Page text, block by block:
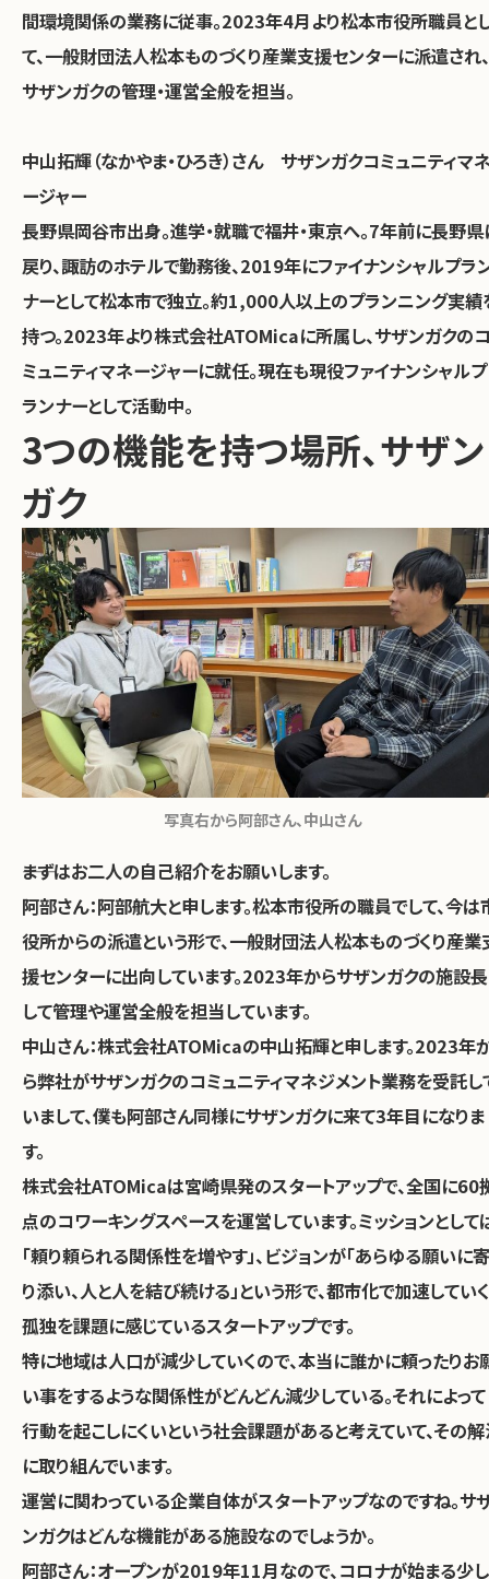
間環境関係の業務に従事。2023年4月より松本市役所職員と
て、一般財団法人松本ものづくり産業支援センターに派遣され、
サザンガクの管理・運営全般を担当。
中山拓輝（なかやま・ひろき）さん サザンガクコミュニティマ
ージャー
長野県岡谷市出身。進学・就職で福井・東京へ。7年前に長野県
戻り、諏訪のホテルで勤務後、2019年にファイナンシャルプラ
ナーとして松本市で独立。約1,000人以上のプランニング実績
持つ。2023年より株式会社ATOMicaに所属し、サザンガクの
ミュニティマネージャーに就任。現在も現役ファイナンシャルプ
ランナーとして活動中。
3つの機能を持つ場所、サザン
ガク
写真右から阿部さん、中山さん
――まずはお二人の自己紹介をお願いします。
阿部さん：阿部航大と申します。松本市役所の職員でして、今は
役所からの派遣という形で、一般財団法人松本ものづくり産業
援センターに出向しています。2023年からサザンガクの施設
して管理や運営全般を担当しています。
中山さん：株式会社ATOMicaの中山拓輝と申します。2023年
ら弊社がサザンガクのコミュニティマネジメント業務を受託し
いまして、僕も阿部さん同様にサザンガクに来て3年目になりま
す。
株式会社ATOMicaは宮崎県発のスタートアップで、全国に60
点のコワーキングスペースを運営しています。ミッションとして
「頼り頼られる関係性を増やす」、ビジョンが「あらゆる願いに寄
り添い、人と人を結び続ける」という形で、都市化で加速していく
孤独を課題に感じているスタートアップです。
特に地域は人口が減少していくので、本当に誰かに頼ったりお
い事をするような関係性がどんどん減少している。それによって
行動を起こしにくいという社会課題があると考えていて、その
に取り組んでいます。
――運営に関わっている企業自体がスタートアップなのですね。サ
ンガクはどんな機能がある施設なのでしょうか。
阿部さん：オープンが2019年11月なので、コロナが始まる少し